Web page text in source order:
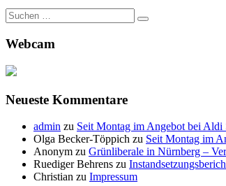
Suche
nach:
Webcam
Neueste Kommentare
admin zu Seit Montag im Angebot bei Aldi
Olga Becker-Töppich zu Seit Montag im
Anonym zu Grünliberale in Nürnberg –
Ruediger Behrens zu
Christian zu Impressum